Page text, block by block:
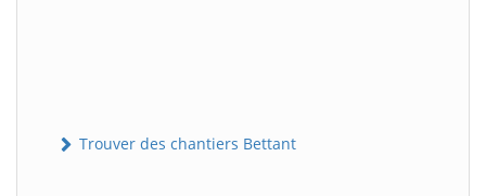
Trouver des chantiers Bettant